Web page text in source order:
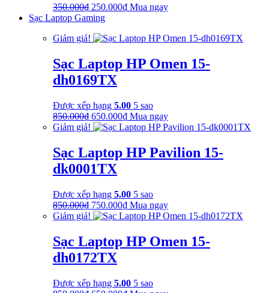
350.000₫ Giá
gốc
350.000₫.
250.000₫Giá
là:
Mua ngay
Sạc Laptop Gaming
Giảm giá!
Sạc Laptop HP Omen 15-
dh0169TX
Được xếp hạng 5.00 5 sao
850.000₫ Giá
gốc
850.000₫.
650.000₫Giá
hiện
là:
650.000₫.
Mua ngay
Giảm giá!
Sạc Laptop HP Pavilion 15-
dk0001TX
Được xếp hạng 5.00 5 sao
850.000₫ Giá
gốc
850.000₫.
750.000₫Giá
hiện
là:
750.000₫.
Mua ngay
Giảm giá!
Sạc Laptop HP Omen 15-
dh0172TX
Được xếp hạng 5.00 5 sao